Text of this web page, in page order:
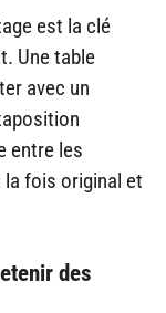
est la clé
Une table
avec un
entre les
la fois original et
des